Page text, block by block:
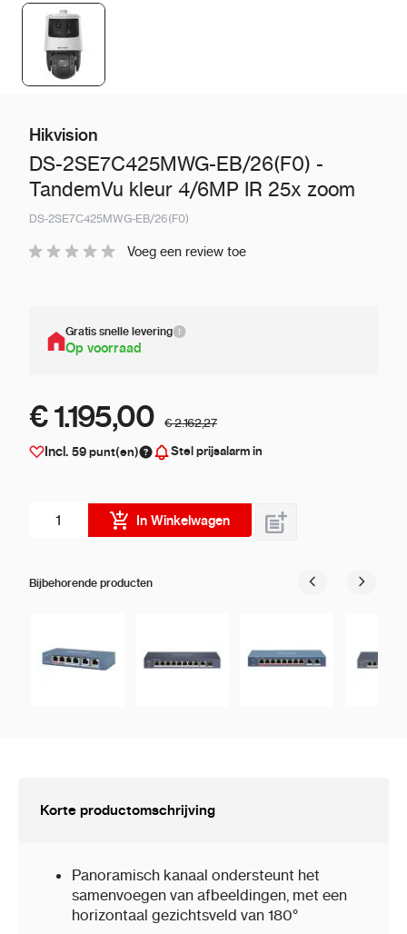
Hikvision
DS-2SE7C425MWG-EB/26(F0) -
TandemVu kleur 4/6MP IR 25x zoom
DS-2SE7C425MWG-EB/26(F0)
Voeg een review toe
Gratis snelle levering
Op voorraad
€ 1.195,00 € 2.162,27
Incl. 59punt(en) Stel prijsalarm in
In Winkelwagen
Bijbehorende producten
Korte productomschrijving
Panoramisch kanaal ondersteunt het
samenvoegen van afbeeldingen, met een
horizontaal gezichtsveld van 180°